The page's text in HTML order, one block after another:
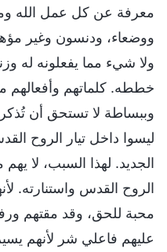
معرفة عن كل عمل الله
ووضعاء، ودنسون وغير
ولا شيء مما يفعلونه له
خططه. كلماتهم وأفعالهم
وببساطة لا تستحق أن
ليسوا داخل تيار الروح
الجديد. لهذا السبب، لا يهم
الروح القدس واستنارته.
محبة للحق، وقد مقتهم
عليهم فاعلي شر لأنهم